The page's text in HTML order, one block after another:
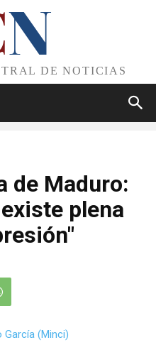
N
DE NOTICIAS
de Maduro:
plena